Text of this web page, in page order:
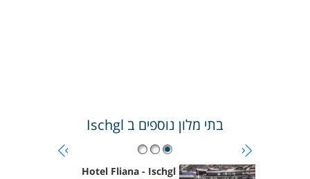
בתי מלון נוספים ב Ischgl
Hotel Fliana - Ischgl